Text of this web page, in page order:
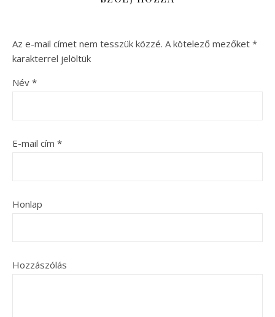
Az e-mail címet nem tesszük közzé. A kötelező mezőket *
karakterrel jelöltük
Név *
E-mail cím *
Honlap
Hozzászólás